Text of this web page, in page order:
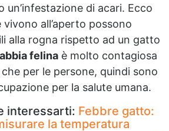
un’infestazione di acari. Ecco
all’aperto possono
alla rogna rispetto ad un gatto
felina è molto contagiosa
per le persone, quindi sono
per la salute umana.
interessarti: Febbre gatto:
la temperatura